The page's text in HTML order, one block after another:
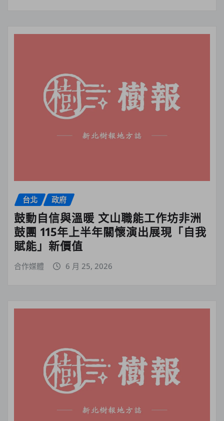
台北 政府
鼓動自信與溫暖 文山職能工作坊非洲
鼓團 115年上半年關懷演出展現「自我
賦能」新價值
合作媒體 6 月 25, 2026